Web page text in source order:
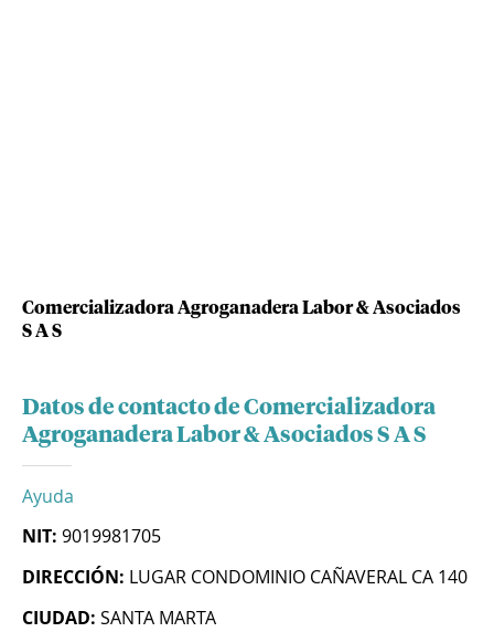
Comercializadora Agroganadera Labor & Asociados
S A S
Datos de contacto de Comercializadora
Agroganadera Labor & Asociados S A S
Ayuda
NIT: 9019981705
DIRECCIÓN: LUGAR CONDOMINIO CAÑAVERAL CA 140
CIUDAD: SANTA MARTA